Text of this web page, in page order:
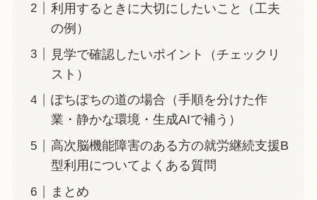
利用するときに大切にしたいこと（工夫
の例）
見学で確認したいポイント（チェックリ
スト）
ぽちぽちの道の場合（手順を分けた作
業・静かな環境・生成AIで補う）
高次脳機能障害のある方の就労継続支援B
型利用についてよくある質問
まとめ